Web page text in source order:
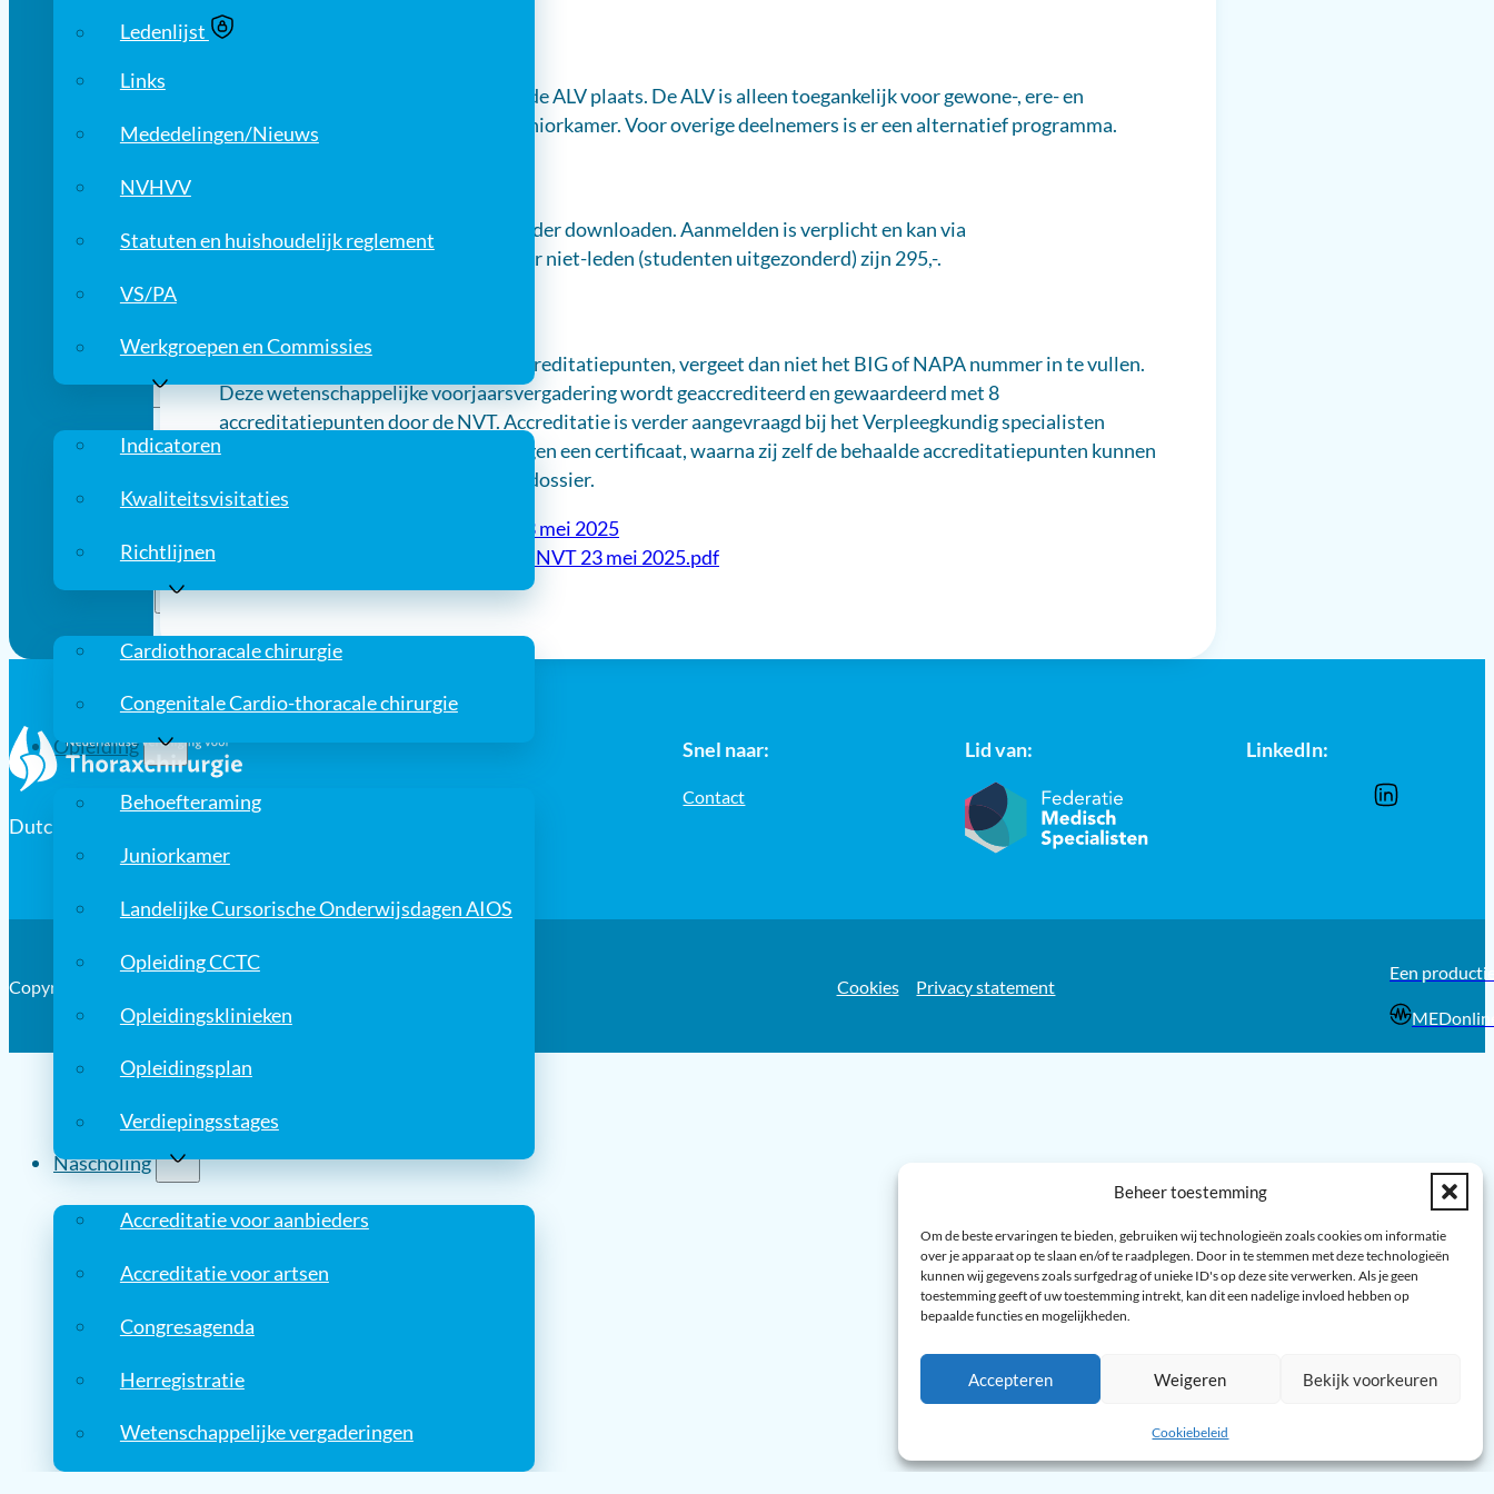
Beheer toestemming
Om de beste ervaringen te bieden, gebruiken wij technologieën zoals cookies om informatie
over je apparaat op te slaan en/of te raadplegen. Door in te stemmen met deze technologieën
kunnen wij gegevens zoals surfgedrag of unieke ID's op deze site verwerken. Als je geen
toestemming geeft of uw toestemming intrekt, kan dit een nadelige invloed hebben op
bepaalde functies en mogelijkheden.
Accepteren Weigeren Bekijk voorkeuren
Cookiebeleid
Ledenlijst
Links
Mededelingen/Nieuws
NVHVV
Statuten en huishoudelijk reglement
VS/PA
Werkgroepen en Commissies
Kwaliteit
Indicatoren
Kwaliteitsvisitaties
Richtlijnen
Registratie
Cardiothoracale chirurgie
Congenitale Cardio-thoracale chirurgie
Opleiding
Behoefteraming
Juniorkamer
Landelijke Cursorische Onderwijsdagen AIOS
Opleiding CCTC
Opleidingsklinieken
Opleidingsplan
Verdiepingsstages
Nascholing
Accreditatie voor aanbieders
Accreditatie voor artsen
Congresagenda
Herregistratie
Wetenschappelijke vergaderingen
8.30 uur tot 17.00 uur
Tussen 13.45 uur en 14.45 uur vindt de ALV plaats. De ALV is alleen toegankelijk voor gewone-, ere- en
seniorleden en het bestuur van de juniorkamer. Voor overige deelnemers is er een alternatief programma.
Het programmaboekje kunt u hieronder downloaden. Aanmelden is verplicht en kan via
bovenstaande button. De kosten voor niet-leden (studenten uitgezonderd) zijn 295,-.
Wilt u in aanmerking komen voor accreditatiepunten, vergeet dan niet het BIG of NAPA nummer in te vullen.
Deze wetenschappelijke voorjaarsvergadering wordt geaccrediteerd en gewaardeerd met 8
accreditatiepunten door de NVT. Accreditatie is verder aangevraagd bij het Verpleegkundig specialisten
register. Leden van de NAPA ontvangen een certificaat, waarna zij zelf de behaalde accreditatiepunten kunnen
bijschrijven in het persoonlijk GAIA dossier.
Programma voorjaarsvergadering 23 mei 2025
Programmaboekje voorjaarscongres NVT 23 mei 2025.pdf
Dutch Association for Cardio-Thoracic Surgery
Snel naar:
Contact
Lid van: LinkedIn:
Copyright © 2026, Nederlandse Vereniging voor Thoraxchirurgie Cookies Privacy statement
Een